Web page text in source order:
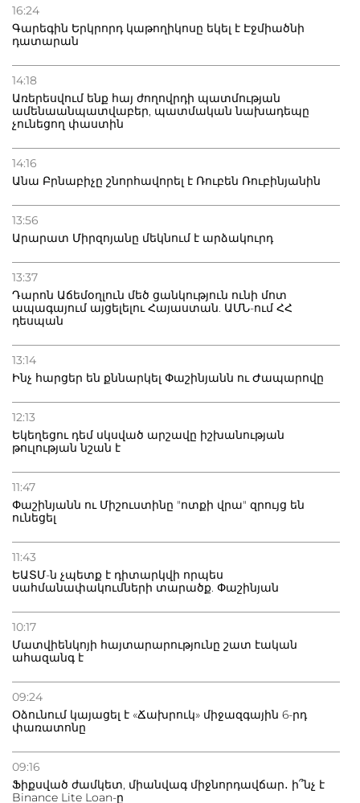
16:24
Գարեգին Երկրորդ կաթողիկոսը եկել է Էջմիածնի
դատարան
14:18
Առերեսվում ենք հայ ժողովրդի պատմության
ամենաանպատվաբեր, պատմական նախադեպը
չունեցող փաստին
14:16
Անա Բրնաբիչը շնորհավորել է Ռուբեն Ռուբինյանին
13:56
Արարատ Միրզոյանը մեկնում է արձակուրդ
13:37
Դարոն Աճեմօղլուն մեծ ցանկություն ունի մոտ
ապագայում այցելելու Հայաստան. ԱՄՆ-ում ՀՀ
դեսպան
13:14
Ինչ հարցեր են քննարկել Փաշինյանն ու Ժապարովը
12:13
Եկեղեցու դեմ սկսված արշավը իշխանության
թուլության նշան է
11:47
Փաշինյանն ու Միշուստինը "ոտքի վրա" զրույց են
ունեցել
11:43
ԵԱՏՄ-ն չպետք է դիտարկվի որպես
սահմանափակումների տարածք. Փաշինյան
10:17
Մատվիենկոյի հայտարարությունը շատ էական
ահազանգ է
09:24
Օձունում կայացել է «Ճախրուկ» միջազգային 6-րդ
փառատոնը
09:16
Ֆիքսված ժամկետ, միանվագ միջնորդավճար․ ի՞նչ է
Binance Lite Loan-ը